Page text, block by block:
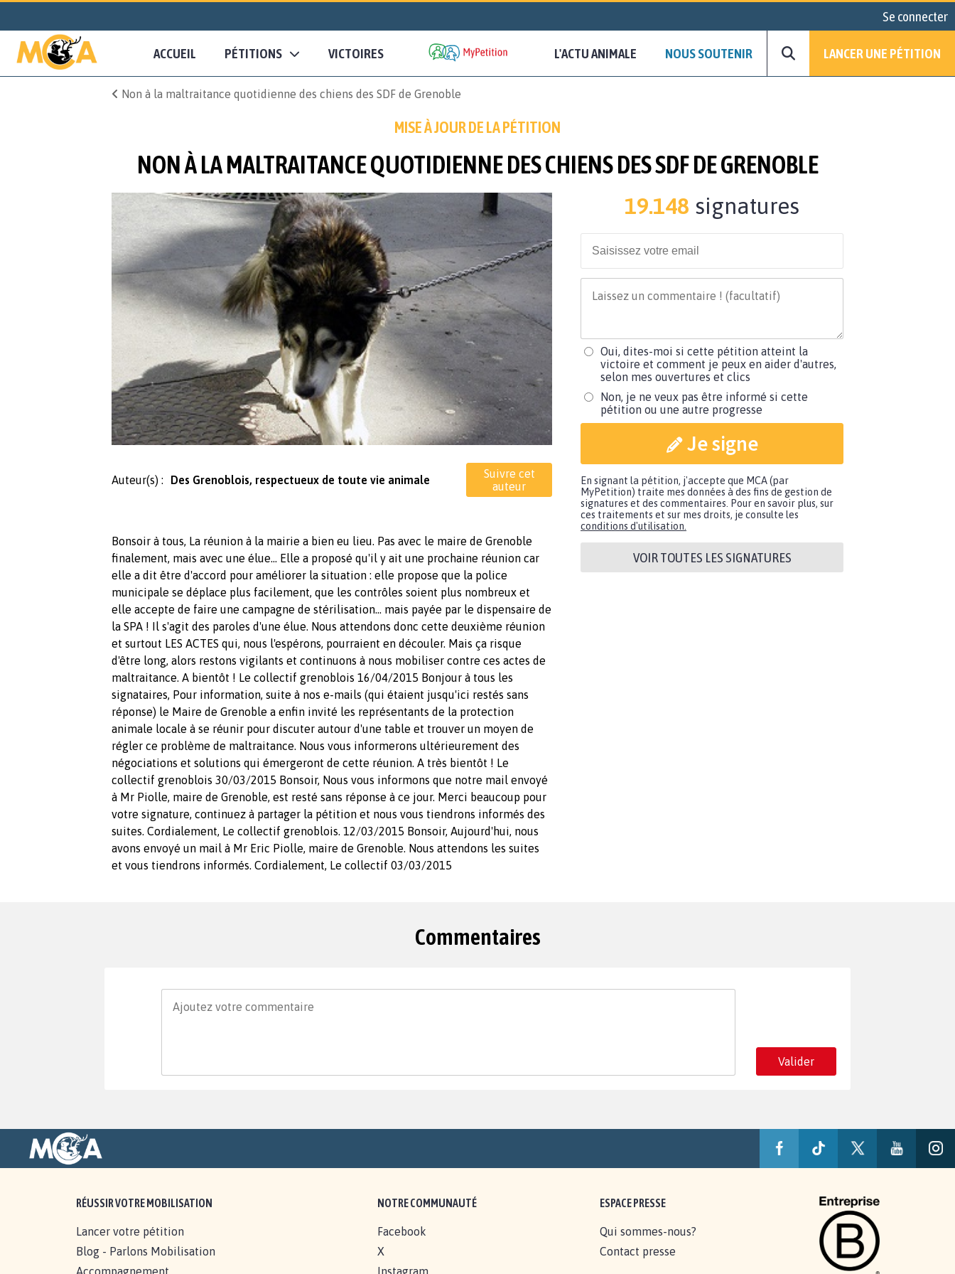
Se connecter
ACCUEIL PÉTITIONS VICTOIRES L'ACTU ANIMALE NOUS SOUTENIR LANCER UNE PÉTITION
Non à la maltraitance quotidienne des chiens des SDF de Grenoble
MISE À JOUR DE LA PÉTITION
NON À LA MALTRAITANCE QUOTIDIENNE DES CHIENS DES SDF DE GRENOBLE
Auteur(s) : Des Grenoblois, respectueux de toute vie animale
Suivre cet
auteur
Bonsoir à tous, La réunion à la mairie a bien eu lieu. Pas avec le maire de Grenoble
finalement, mais avec une élue... Elle a proposé qu'il y ait une prochaine réunion car
elle a dit être d'accord pour améliorer la situation : elle propose que la police
municipale se déplace plus facilement, que les contrôles soient plus nombreux et
elle accepte de faire une campagne de stérilisation... mais payée par le dispensaire de
la SPA ! Il s'agit des paroles d'une élue. Nous attendons donc cette deuxième réunion
et surtout LES ACTES qui, nous l'espérons, pourraient en découler. Mais ça risque
d'être long, alors restons vigilants et continuons à nous mobiliser contre ces actes de
maltraitance. A bientôt ! Le collectif grenoblois 16/04/2015 Bonjour à tous les
signataires, Pour information, suite à nos e-mails (qui étaient jusqu'ici restés sans
réponse) le Maire de Grenoble a enfin invité les représentants de la protection
animale locale à se réunir pour discuter autour d'une table et trouver un moyen de
régler ce problème de maltraitance. Nous vous informerons ultérieurement des
négociations et solutions qui émergeront de cette réunion. A très bientôt ! Le
collectif grenoblois 30/03/2015 Bonsoir, Nous vous informons que notre mail envoyé
à Mr Piolle, maire de Grenoble, est resté sans réponse à ce jour. Merci beaucoup pour
votre signature, continuez à partager la pétition et nous vous tiendrons informés des
suites. Cordialement, Le collectif grenoblois. 12/03/2015 Bonsoir, Aujourd'hui, nous
avons envoyé un mail à Mr Eric Piolle, maire de Grenoble. Nous attendons les suites
et vous tiendrons informés. Cordialement, Le collectif 03/03/2015
19.148 signatures
Oui, dites-moi si cette pétition atteint la
victoire et comment je peux en aider d'autres,
selon mes ouvertures et clics
Non, je ne veux pas être informé si cette
pétition ou une autre progresse
Je signe
En signant la pétition, j'accepte que MCA (par
MyPetition) traite mes données à des fins de gestion de
signatures et des commentaires. Pour en savoir plus, sur
ces traitements et sur mes droits, je consulte les
conditions d'utilisation.
VOIR TOUTES LES SIGNATURES
Commentaires
Valider
RÉUSSIR VOTRE MOBILISATION
Lancer votre pétition
Blog - Parlons Mobilisation
Accompagnement
NOTRE COMMUNAUTÉ
Facebook
X
Instagram
ESPACE PRESSE
Qui sommes-nous?
Contact presse